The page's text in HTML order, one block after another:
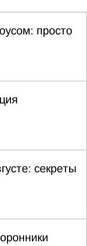
просто
секреты